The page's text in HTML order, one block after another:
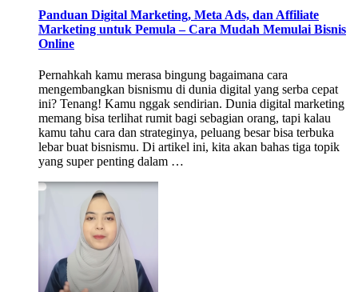
Panduan Digital Marketing, Meta Ads, dan Affiliate
Marketing untuk Pemula – Cara Mudah Memulai Bisnis
Online
Pernahkah kamu merasa bingung bagaimana cara
mengembangkan bisnismu di dunia digital yang serba cepat
ini? Tenang! Kamu nggak sendirian. Dunia digital marketing
memang bisa terlihat rumit bagi sebagian orang, tapi kalau
kamu tahu cara dan strateginya, peluang besar bisa terbuka
lebar buat bisnismu. Di artikel ini, kita akan bahas tiga topik
yang super penting dalam …